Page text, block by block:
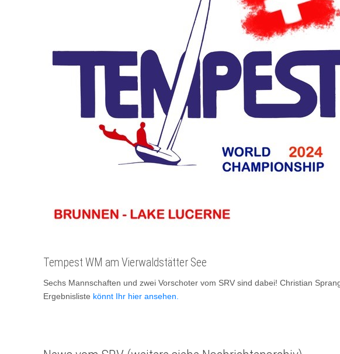
Tempest WM am Vierwaldstätter See
Sechs Mannschaften und zwei Vorschoter vom SRV sind dabei! Christian
Ergebnisliste könnt Ihr hier ansehen.